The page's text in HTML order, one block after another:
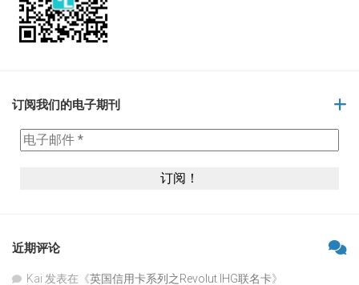
订阅我们的电子期刊
近期评论
Kai 发表在《英国信用卡系列之Revolut IHG联名卡》